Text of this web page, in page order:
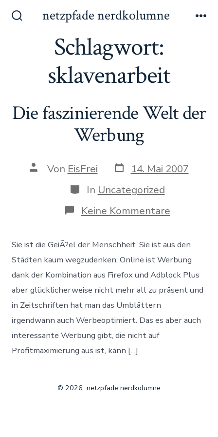
Inhalt
ein-/ausblenden
netzpfade nerdkolumne
Schlagwort:
sklavenarbeit
Die faszinierende Welt der
Werbung
AutorVon EisFrei Datum
des
Beitrags
14. Mai 2007
Kategorien
In Uncategorized
Keine Kommentarezu
Die
Welt
der
Werbung
Sie ist die GeiÃ?el der Menschheit. Sie ist aus den
Städten kaum wegzudenken. Online ist Werbung
dank der Kombination aus Firefox und Adblock Plus
aber glücklicherweise nicht mehr all zu präsent und
in Zeitschriften hat man das Umblättern
irgendwann auch Werbeoptimiert. Das es aber auch
interessante Werbung gibt, die nicht auf
Profitmaximierung aus ist, kann […]
© 2026 netzpfade nerdkolumne